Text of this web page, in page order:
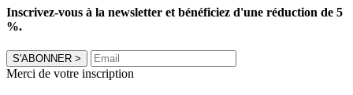
Inscrivez-vous à la newsletter et bénéficiez d'une réduction de 5
%.
S'ABONNER >
Merci de votre inscription